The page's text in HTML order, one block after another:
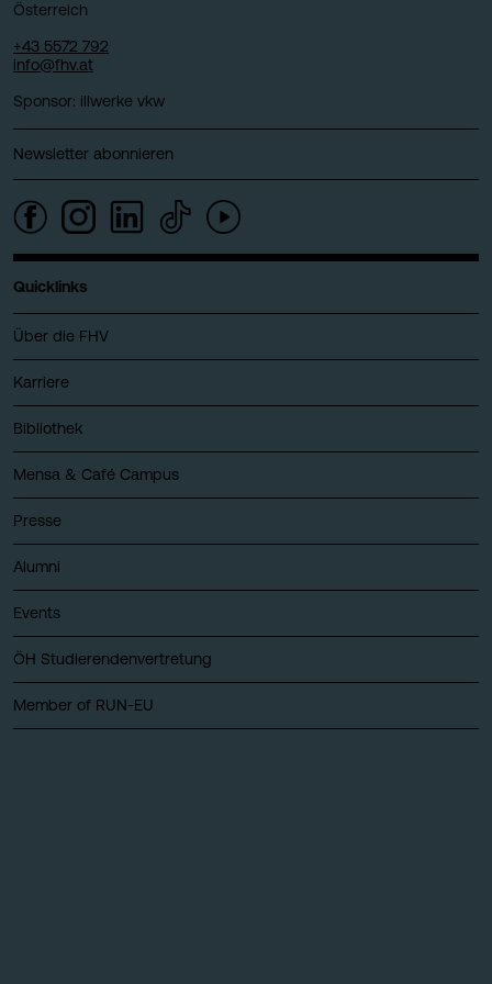
Österreich
+43 5572 792
info@fhv.at
Sponsor: illwerke vkw
Newsletter abonnieren
Quicklinks
Über die FHV
Karriere
Bibliothek
Mensa & Café Campus
Presse
Alumni
Events
ÖH Studierendenvertretung
Member of RUN-EU